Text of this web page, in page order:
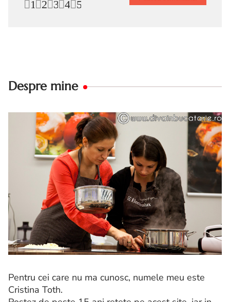
5
4
3
2
1
Despre mine
Pentru cei care nu ma cunosc, numele meu este
Cristina Toth.